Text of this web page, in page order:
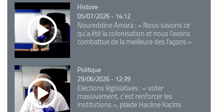
Catégorie
Histoire
05/07/2026 - 14:12
Noureddine Amara : « Nous savons ce
qu’a été la colonisation et nous l’avons
combattue de la meilleure des façons »
Catégorie
Politique
29/06/2026 - 12:39
Elections législatives : « voter
massivement, c'est renforcer les
institutions », plaide Hacène Kacimi